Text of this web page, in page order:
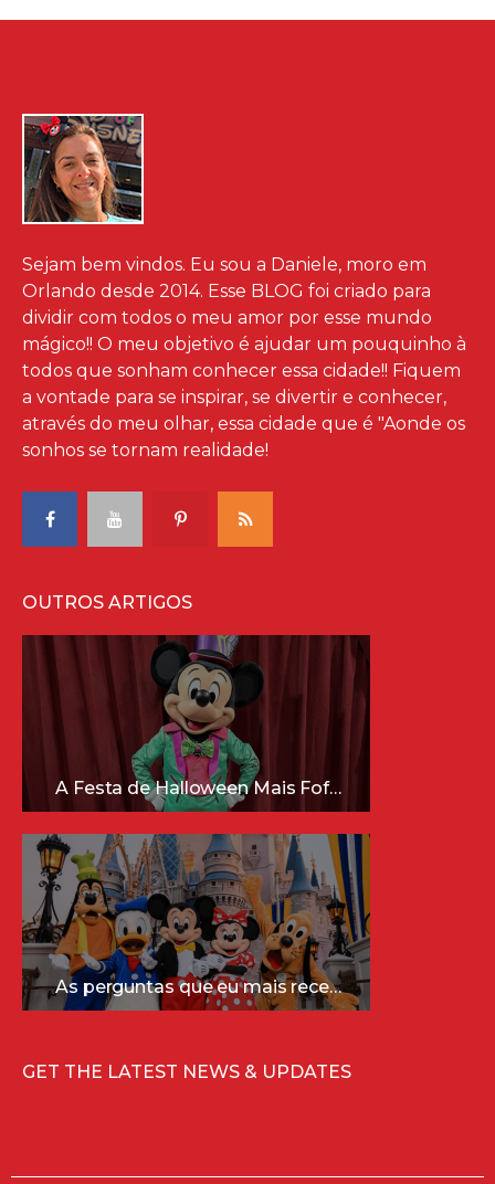
Sejam bem vindos. Eu sou a Daniele, moro em
Orlando desde 2014. Esse BLOG foi criado para
dividir com todos o meu amor por esse mundo
mágico!! O meu objetivo é ajudar um pouquinho à
todos que sonham conhecer essa cidade!! Fiquem
a vontade para se inspirar, se divertir e conhecer,
através do meu olhar, essa cidade que é "Aonde os
sonhos se tornam realidade!
OUTROS ARTIGOS
A Festa de Halloween Mais Fofa da Disney Está Chegando!
As perguntas que eu mais recebo sobre a Disney (e as respostas mais sinceras!)
GET THE LATEST NEWS & UPDATES